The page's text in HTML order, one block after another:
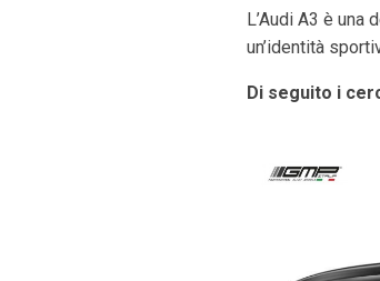
L’Audi A3 è
un’identità
Di seguito i